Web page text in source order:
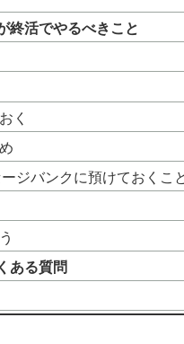
終活でやるべきこと
く
ジバンクに預けておくこ
ある質問